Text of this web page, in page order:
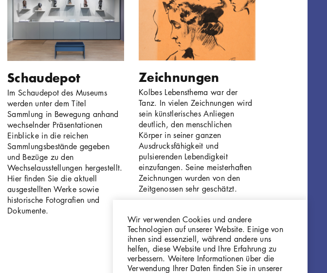
Schaudepot
Im Schaudepot des Museums
werden unter dem Titel
Sammlung in Bewegung anhand
wechselnder Präsentationen
Einblicke in die reichen
Sammlungsbestände gegeben
und Bezüge zu den
Wechselausstellungen hergestellt.
Hier finden Sie die aktuell
ausgestellten Werke sowie
historische Fotografien und
Dokumente.
Zeichnungen
Kolbes Lebensthema war der
Tanz. In vielen Zeichnungen wird
sein künstlerisches Anliegen
deutlich, den menschlichen
Körper in seiner ganzen
Ausdrucksfähigkeit und
pulsierenden Lebendigkeit
einzufangen. Seine meisterhaften
Zeichnungen wurden von den
Zeitgenossen sehr geschätzt.
Wir verwenden Cookies und andere
Technologien auf unserer Website. Einige von
ihnen sind essenziell, während andere uns
helfen, diese Website und Ihre Erfahrung zu
verbessern. Weitere Informationen über die
Verwendung Ihrer Daten finden Sie in unserer